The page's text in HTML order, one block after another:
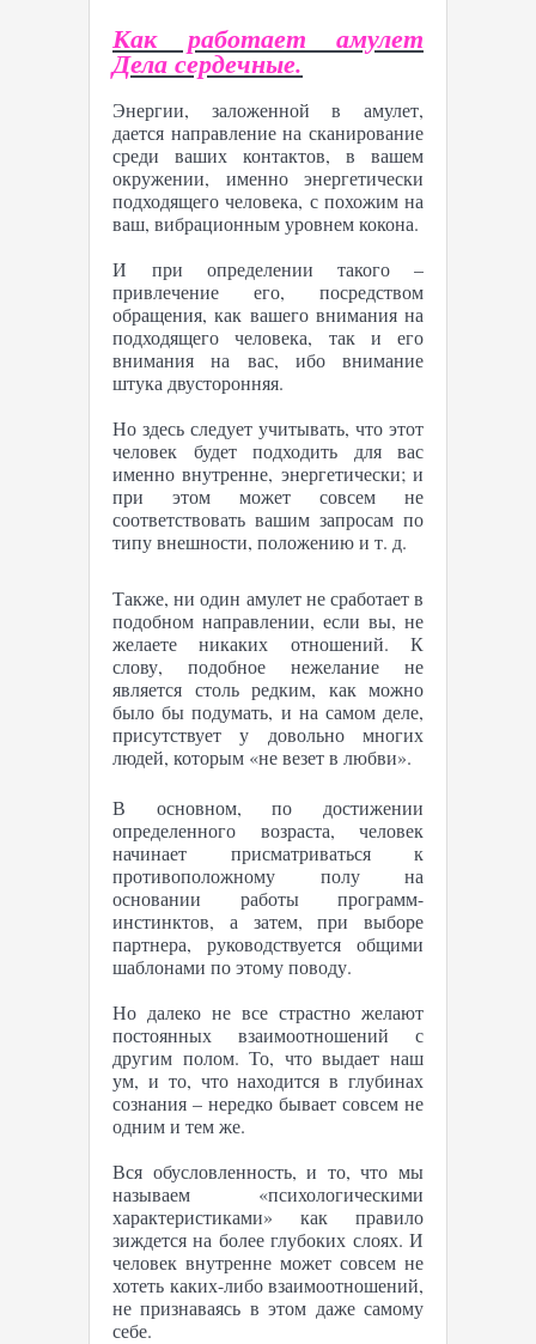
Как работает амулет
Дела сердечные.
Энергии, заложенной в амулет,
дается направление на сканирование
среди ваших контактов, в вашем
окружении, именно энергетически
подходящего человека, с похожим на
ваш, вибрационным уровнем кокона.
И при определении такого –
привлечение его, посредством
обращения, как вашего внимания на
подходящего человека, так и его
внимания на вас, ибо внимание
штука двусторонняя.
Но здесь следует учитывать, что этот
человек будет подходить для вас
именно внутренне, энергетически; и
при этом может совсем не
соответствовать вашим запросам по
типу внешности, положению и т. д.
Также, ни один амулет не сработает в
подобном направлении, если вы, не
желаете никаких отношений. К
слову, подобное нежелание не
является столь редким, как можно
было бы подумать, и на самом деле,
присутствует у довольно многих
людей, которым «не везет в любви».
В основном, по достижении
определенного возраста, человек
начинает присматриваться к
противоположному полу на
основании работы программ-
инстинктов, а затем, при выборе
партнера, руководствуется общими
шаблонами по этому поводу.
Но далеко не все страстно желают
постоянных взаимоотношений с
другим полом. То, что выдает наш
ум, и то, что находится в глубинах
сознания – нередко бывает совсем не
одним и тем же.
Вся обусловленность, и то, что мы
называем «психологическими
характеристиками» как правило
зиждется на более глубоких слоях. И
человек внутренне может совсем не
хотеть каких-либо взаимоотношений,
не признаваясь в этом даже самому
себе.